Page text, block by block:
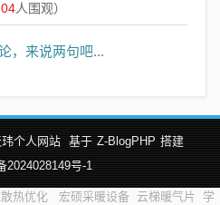
人围观）
，来说两句吧...
个人网站 基于 Z-BlogPHP 搭建
2024028149号-1
热优化 宏硕采暖设备 云梯暖气片 学